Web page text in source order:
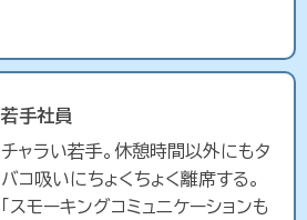
若手社員
チャラい若手。休憩時間以外にもタ
バコ吸いにちょくちょく離席する。
「スモーキングコミュニケーションも